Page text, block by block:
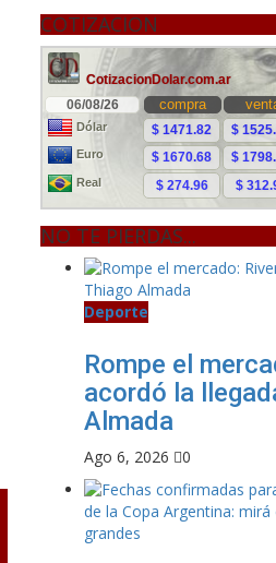
COTIZACION
NO TE PIERDAS...
Deporte
Rompe el
acordó la
Almada
Ago 6, 2026 0